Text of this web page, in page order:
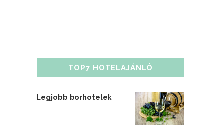
TOP7 HOTELAJÁNLÓ
Legjobb borhotelek